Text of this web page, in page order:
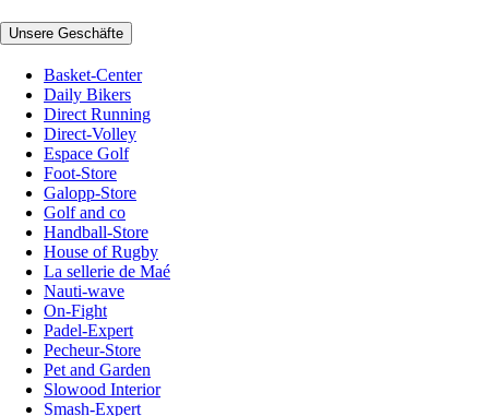
Unsere Geschäfte
Basket-Center
Daily Bikers
Direct Running
Direct-Volley
Espace Golf
Foot-Store
Galopp-Store
Golf and co
Handball-Store
House of Rugby
La sellerie de Maé
Nauti-wave
On-Fight
Padel-Expert
Pecheur-Store
Pet and Garden
Slowood Interior
Smash-Expert